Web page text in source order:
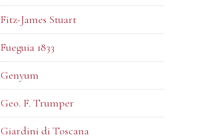
Fitz-James Stuart
Fueguia 1833
Genyum
Geo. F. Trumper
Giardini di Toscana